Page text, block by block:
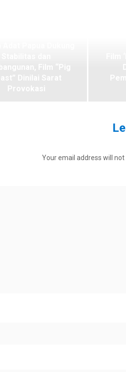
Your email address will not